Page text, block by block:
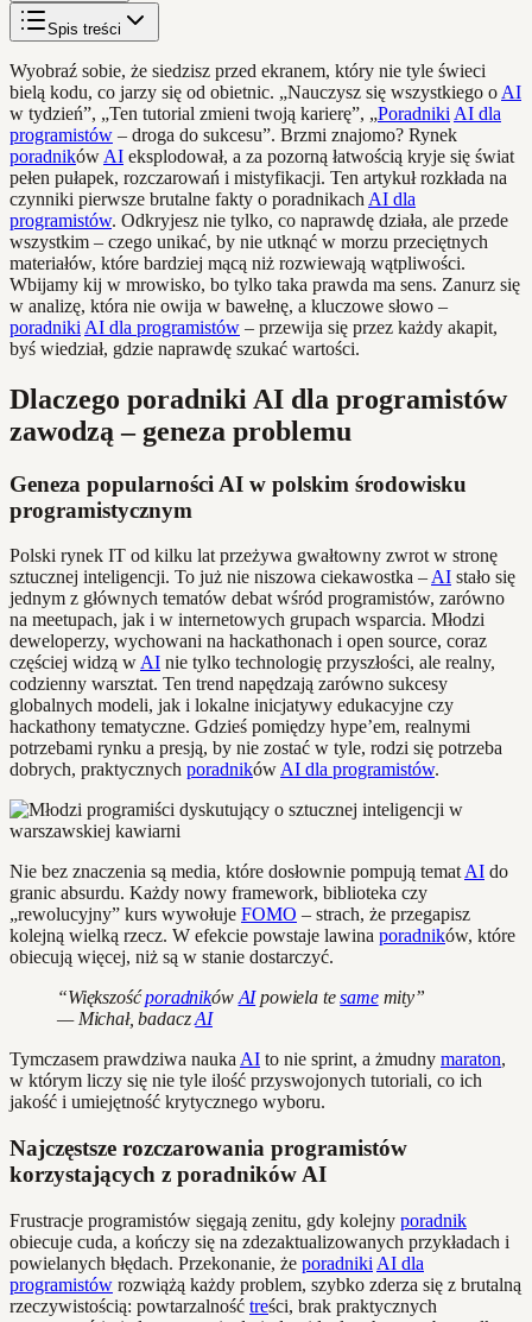
Spis treści
Wyobraź sobie, że siedzisz przed ekranem, który nie tyle świeci
bielą kodu, co jarzy się od obietnic. „Nauczysz się wszystkiego o AI
w tydzień”, „Ten tutorial zmieni twoją karierę”, „Poradniki AI dla
programistów – droga do sukcesu”. Brzmi znajomo? Rynek
poradników AI eksplodował, a za pozorną łatwością kryje się świat
pełen pułapek, rozczarowań i mistyfikacji. Ten artykuł rozkłada na
czynniki pierwsze brutalne fakty o poradnikach AI dla
programistów. Odkryjesz nie tylko, co naprawdę działa, ale przede
wszystkim – czego unikać, by nie utknąć w morzu przeciętnych
materiałów, które bardziej mącą niż rozwiewają wątpliwości.
Wbijamy kij w mrowisko, bo tylko taka prawda ma sens. Zanurz się
w analizę, która nie owija w bawełnę, a kluczowe słowo –
poradniki AI dla programistów – przewija się przez każdy akapit,
byś wiedział, gdzie naprawdę szukać wartości.
Dlaczego poradniki AI dla programistów
zawodzą – geneza problemu
Geneza popularności AI w polskim środowisku
programistycznym
Polski rynek IT od kilku lat przeżywa gwałtowny zwrot w stronę
sztucznej inteligencji. To już nie niszowa ciekawostka – AI stało się
jednym z głównych tematów debat wśród programistów, zarówno
na meetupach, jak i w internetowych grupach wsparcia. Młodzi
deweloperzy, wychowani na hackathonach i open source, coraz
częściej widzą w AI nie tylko technologię przyszłości, ale realny,
codzienny warsztat. Ten trend napędzają zarówno sukcesy
globalnych modeli, jak i lokalne inicjatywy edukacyjne czy
hackathony tematyczne. Gdzieś pomiędzy hype’em, realnymi
potrzebami rynku a presją, by nie zostać w tyle, rodzi się potrzeba
dobrych, praktycznych poradników AI dla programistów.
Nie bez znaczenia są media, które dosłownie pompują temat AI do
granic absurdu. Każdy nowy framework, biblioteka czy
„rewolucyjny” kurs wywołuje FOMO – strach, że przegapisz
kolejną wielką rzecz. W efekcie powstaje lawina poradników, które
obiecują więcej, niż są w stanie dostarczyć.
“Większośćporadników AIpowiela tesamemity”
— Michał, badaczAI
Tymczasem prawdziwa nauka AI to nie sprint, a żmudny maraton,
w którym liczy się nie tyle ilość przyswojonych tutoriali, co ich
jakość i umiejętność krytycznego wyboru.
Najczęstsze rozczarowania programistów
korzystających z poradników AI
Frustracje programistów sięgają zenitu, gdy kolejny poradnik
obiecuje cuda, a kończy się na zdezaktualizowanych przykładach i
powielanych błędach. Przekonanie, że poradniki AI dla
programistów rozwiążą każdy problem, szybko zderza się z brutalną
rzeczywistością: powtarzalność treści, brak praktycznych